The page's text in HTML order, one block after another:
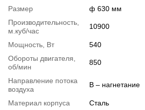
Размер
ф 630 мм
Производительность,
м.куб/час
10900
Мощность, Вт
540
Обороты двигателя,
об/мин
850
Направление потока
воздуха
B – нагнетание
Материал корпуса
Сталь